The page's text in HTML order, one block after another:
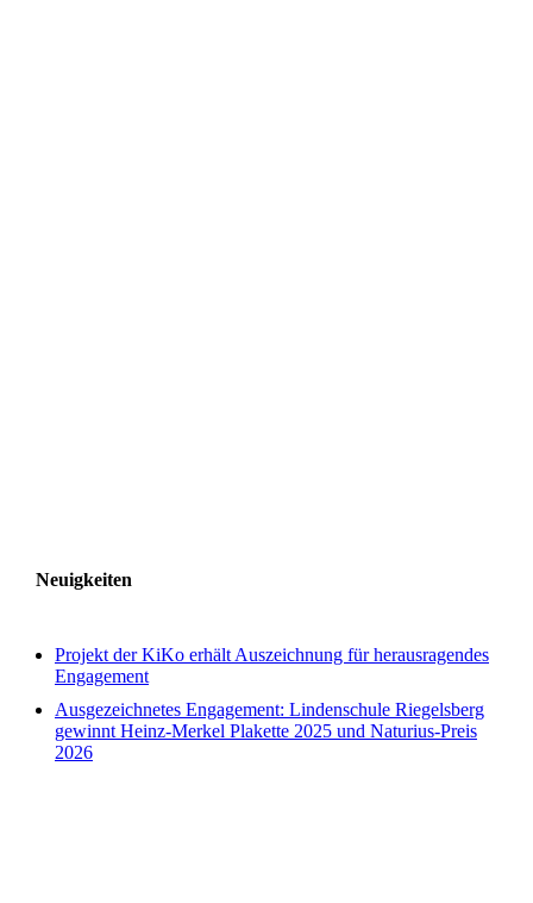
Neuigkeiten
Projekt der KiKo erhält Auszeichnung für herausragendes
Engagement
Ausgezeichnetes Engagement: Lindenschule Riegelsberg
gewinnt Heinz-Merkel Plakette 2025 und Naturius-Preis
2026